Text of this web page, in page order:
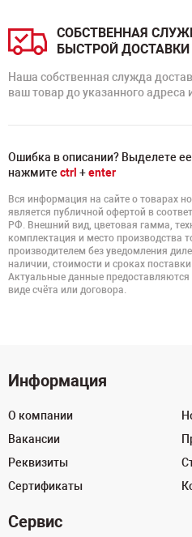
СОБСТВЕННАЯ
БЫСТРОЙ ДОСТАВКИ
Наша собственная служда
ваш товар до указанного адреса
Ошибка в описании? Выделете
нажмите ctrl +enter
Вся информация на сайте о товарах
является публичной офертой в
РФ. Внешний вид, цветовая гамма,
комплектация и место производства
производителем без уведомления
наличии, стоимости и сроках
Актуальные данные
виде счёта или договора.
Информация
О компании
Вакансии
Реквизиты
Сертификаты
Сервис